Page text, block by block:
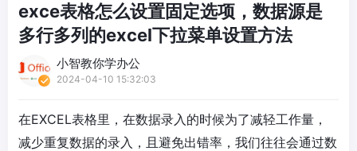
exce表格怎么设置固定选项，数据源是
多行多列的excel下拉菜单设置方法
小智教你学办公
2024-04-10 15:32:03
在EXCEL表格里，在数据录入的时候为了减轻工作量，
减少重复数据的录入，且避免出错率，我们往往会通过数